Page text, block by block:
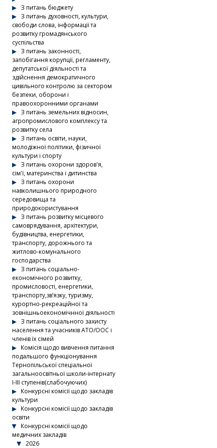
З питань бюджету
З питань духовності, культури,
свободи слова, інформації та
розвитку громадянського
суспільства
З питань законності,
запобігання корупції, регламенту,
депутатської діяльності та
здійснення демократичного
цивільного контролю за сектором
безпеки, оборони і
правоохоронними органами
З питань земельних відносин,
агропромислового комплексу та
розвитку села
З питань освіти, науки,
молодіжної політики, фізичної
культури і спорту
З питань охорони здоров'я,
сім'ї, материнства і дитинства
З питань охорони
навколишнього природного
середовища та
природокористування
З питань розвитку місцевого
самоврядування, архітектури,
будівництва, енергетики,
транспорту, дорожнього та
житлово-комунального
господарства
З питань соціально-
економічного розвитку,
промисловості, енергетики,
транспорту,зв’язку, туризму,
курортно-рекреаційної та
зовнішньоекономічнної діяльності
З питань соціального захисту
населення та учасників АТО/ООС і
членів їх сімей
Комісія щодо вивчення питання
подальшого функціонування
Тернопільської спеціальної
загальноосвітньої школи-інтернату
І-ІІІ ступенів(слабочуючих)
Конкурсні комісії щодо закладів
культури
Конкурсні комісії щодо закладів
освіти
Конкурсні комісії щодо
медичних закладів
2026